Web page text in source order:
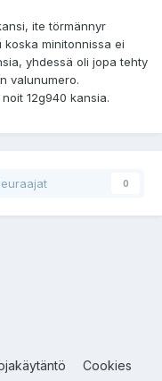
ite törmännyr
minitonnissa ei
yhdessä oli jopa tehty
valunumero.
12g940 kansia.
0
Cookies